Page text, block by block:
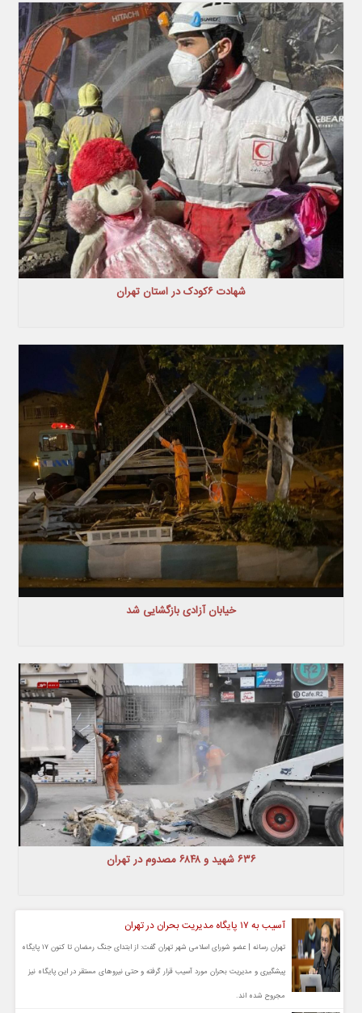
شهادت ۶کودک در استان تهران
خیابان آزادی بازگشایی شد
۶۳۶ شهید و ۶۸۴۸ مصدوم در تهران
آسیب به ۱۷ پایگاه مدیریت بحران در تهران
تهران رسانه | عضو شورای اسلامی شهر تهران گفت: از ابتدای جنگ رمضان تا کنون ۱۷ پایگاه
پیشگیری و مدیریت بحران مورد آسیب قرار گرفته و حتی نیروهای مستقر در این پایگاه نیز
مجروح شده اند.